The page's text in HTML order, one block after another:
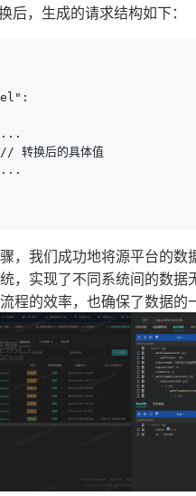
后，生成的请求结构如下：
转换后的具体值
，我们成功地将源平台的数
，实现了不同系统间的数据
程的效率，也确保了数据的